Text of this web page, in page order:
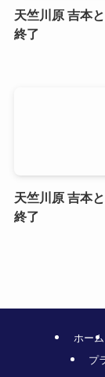
天竺川原 吉本
終了
天竺川原 吉本
終了
ホーム
プ